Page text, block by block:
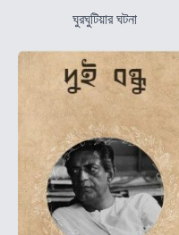
ঘুরঘুটিয়ার ঘটনা